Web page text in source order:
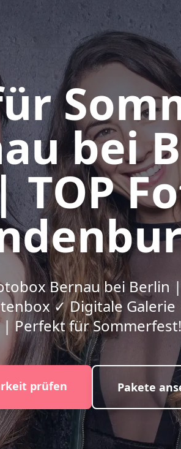
bei
Bernau bei Berlin
✓ Digitale
Perfekt für Sommerfest!
prüfen Pakete